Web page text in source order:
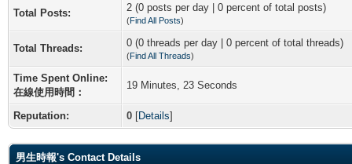
Total Posts: 2 (0 posts per day | 0 percent of total posts)
(Find All Posts)
Total Threads: 0 (0 threads per day | 0 percent of total threads)
(Find All Threads)
Time Spent Online:
在線使用時間：
19 Minutes, 23 Seconds
Reputation: 0 [Details]
男生時報's Contact Details